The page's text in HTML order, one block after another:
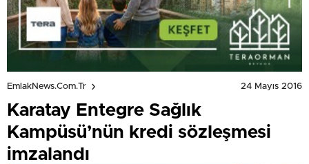
EmlakNews.com.tr 24 Mayıs 2016
Karatay Entegre Sağlık
Kampüsü’nün kredi sözleşmesi
imzalandı